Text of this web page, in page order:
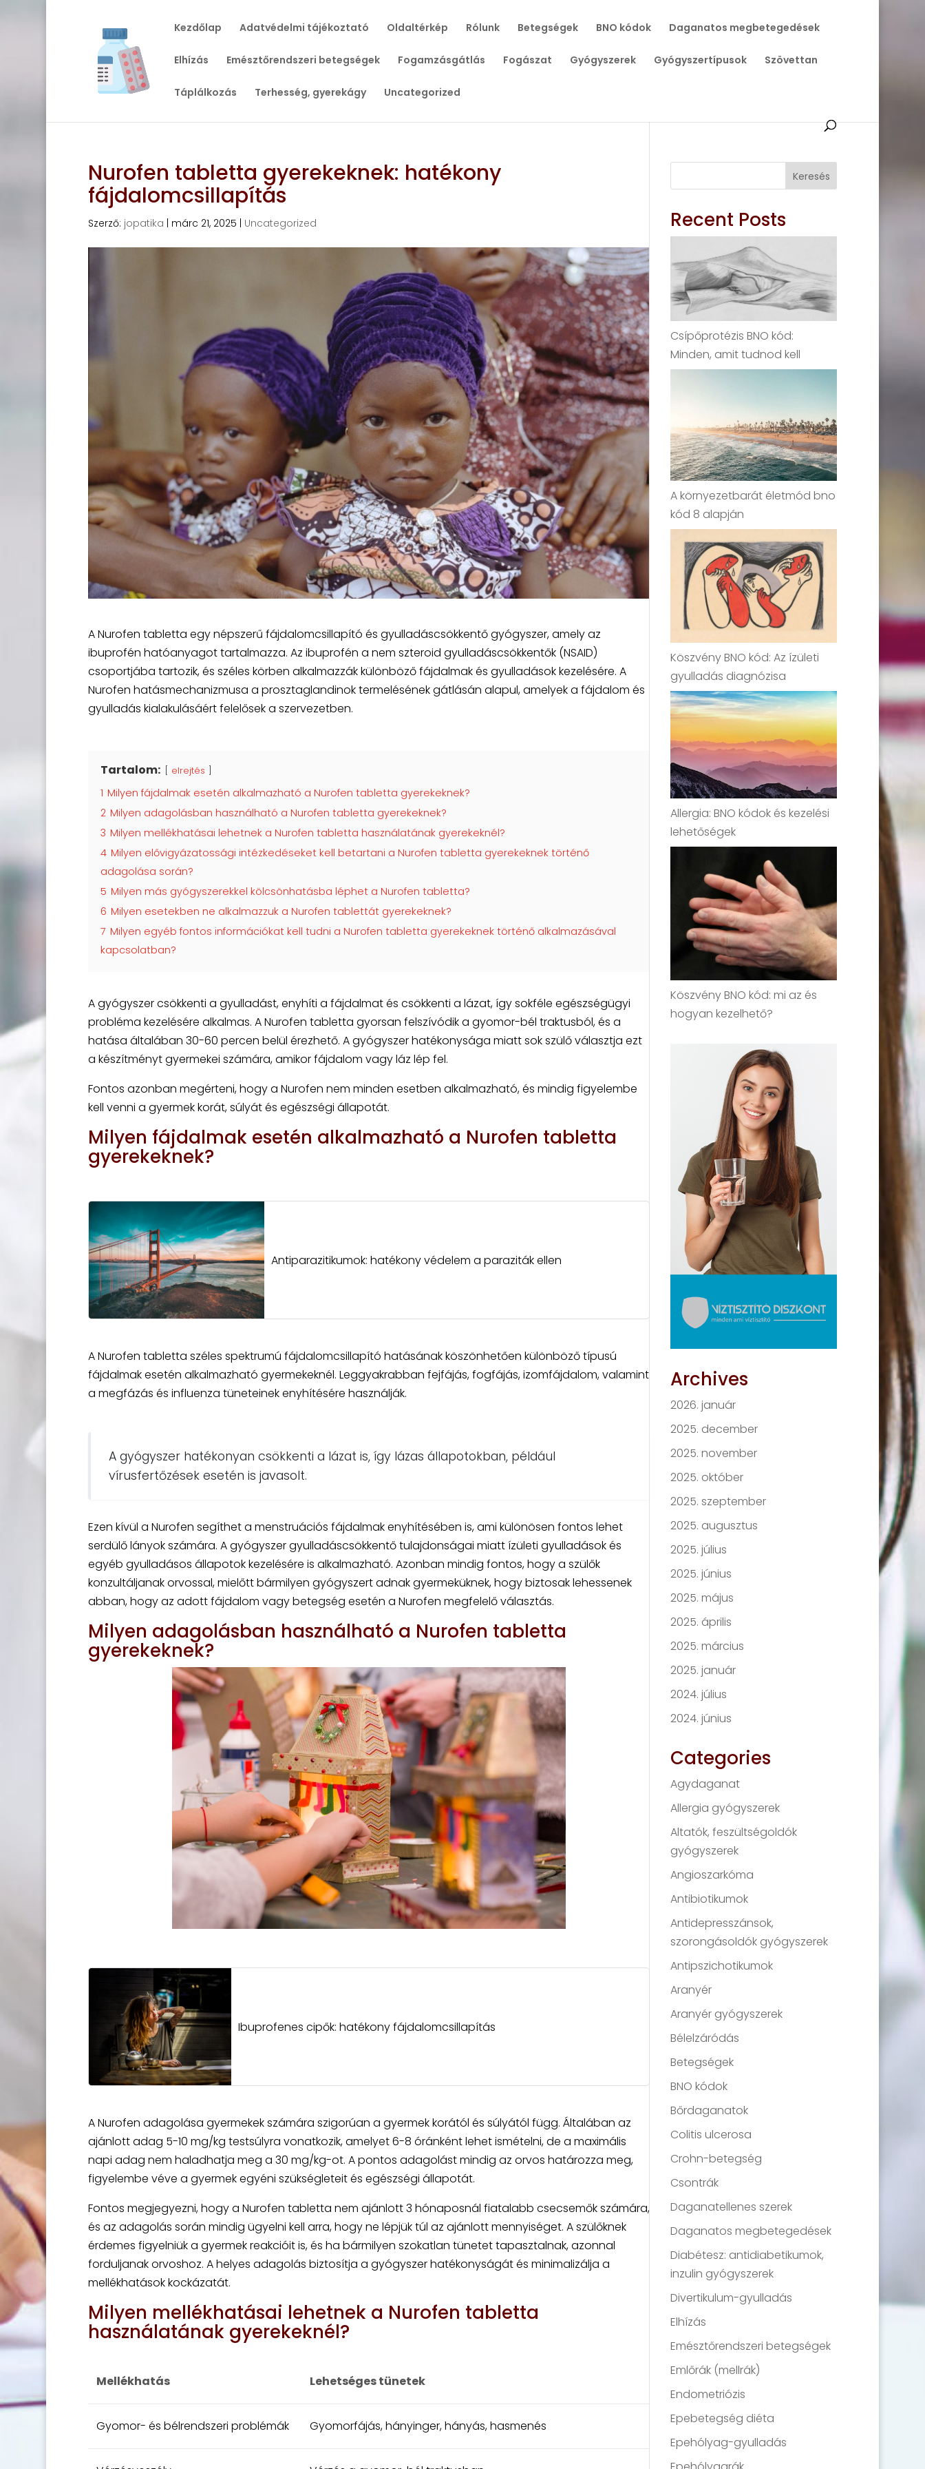
Kezdőlap Adatvédelmi tájékoztató Oldaltérkép Rólunk Betegségek BNO kódok Daganatos megbetegedések
Elhízás Emésztőrendszeri betegségek Fogamzásgátlás Fogászat Gyógyszerek Gyógyszertípusok Szövettan
Táplálkozás Terhesség, gyerekágy Uncategorized
Nurofen tabletta gyerekeknek: hatékony
fájdalomcsillapítás
Szerző: jopatika márc 21, 2025 Uncategorized
A Nurofen tabletta egy népszerű fájdalomcsillapító és gyulladáscsökkentő gyógyszer, amely az
ibuprofén hatóanyagot tartalmazza. Az ibuprofén a nem szteroid gyulladáscsökkentők (NSAID)
csoportjába tartozik, és széles körben alkalmazzák különböző fájdalmak és gyulladások kezelésére. A
Nurofen hatásmechanizmusa a prosztaglandinok termelésének gátlásán alapul, amelyek a fájdalom és
gyulladás kialakulásáért felelősek a szervezetben.
Tartalom: elrejtés
1 Milyen fájdalmak esetén alkalmazható a Nurofen tabletta gyerekeknek?
2 Milyen adagolásban használható a Nurofen tabletta gyerekeknek?
3 Milyen mellékhatásai lehetnek a Nurofen tabletta használatának gyerekeknél?
4 Milyen elővigyázatossági intézkedéseket kell betartani a Nurofen tabletta gyerekeknek történő
adagolása során?
5 Milyen más gyógyszerekkel kölcsönhatásba léphet a Nurofen tabletta?
6 Milyen esetekben ne alkalmazzuk a Nurofen tablettát gyerekeknek?
7 Milyen egyéb fontos információkat kell tudni a Nurofen tabletta gyerekeknek történő alkalmazásával
kapcsolatban?
A gyógyszer csökkenti a gyulladást, enyhíti a fájdalmat és csökkenti a lázat, így sokféle egészségügyi
probléma kezelésére alkalmas. A Nurofen tabletta gyorsan felszívódik a gyomor-bél traktusból, és a
hatása általában 30-60 percen belül érezhető. A gyógyszer hatékonysága miatt sok szülő választja ezt
a készítményt gyermekei számára, amikor fájdalom vagy láz lép fel.
Fontos azonban megérteni, hogy a Nurofen nem minden esetben alkalmazható, és mindig figyelembe
kell venni a gyermek korát, súlyát és egészségi állapotát.
Milyen fájdalmak esetén alkalmazható a Nurofen tabletta
gyerekeknek?
Antiparazitikumok: hatékony védelem a paraziták ellen
A Nurofen tabletta széles spektrumú fájdalomcsillapító hatásának köszönhetően különböző típusú
fájdalmak esetén alkalmazható gyermekeknél. Leggyakrabban fejfájás, fogfájás, izomfájdalom, valamint
a megfázás és influenza tüneteinek enyhítésére használják.
A gyógyszer hatékonyan csökkenti a lázat is, így lázas állapotokban, például
vírusfertőzések esetén is javasolt.
Ezen kívül a Nurofen segíthet a menstruációs fájdalmak enyhítésében is, ami különösen fontos lehet
serdülő lányok számára. A gyógyszer gyulladáscsökkentő tulajdonságai miatt ízületi gyulladások és
egyéb gyulladásos állapotok kezelésére is alkalmazható. Azonban mindig fontos, hogy a szülők
konzultáljanak orvossal, mielőtt bármilyen gyógyszert adnak gyermeküknek, hogy biztosak lehessenek
abban, hogy az adott fájdalom vagy betegség esetén a Nurofen megfelelő választás.
Milyen adagolásban használható a Nurofen tabletta
gyerekeknek?
Ibuprofenes cipők: hatékony fájdalomcsillapítás
A Nurofen adagolása gyermekek számára szigorúan a gyermek korától és súlyától függ. Általában az
ajánlott adag 5-10 mg/kg testsúlyra vonatkozik, amelyet 6-8 óránként lehet ismételni, de a maximális
napi adag nem haladhatja meg a 30 mg/kg-ot. A pontos adagolást mindig az orvos határozza meg,
figyelembe véve a gyermek egyéni szükségleteit és egészségi állapotát.
Fontos megjegyezni, hogy a Nurofen tabletta nem ajánlott 3 hónaposnál fiatalabb csecsemők számára,
és az adagolás során mindig ügyelni kell arra, hogy ne lépjük túl az ajánlott mennyiséget. A szülőknek
érdemes figyelniük a gyermek reakcióit is, és ha bármilyen szokatlan tünetet tapasztalnak, azonnal
forduljanak orvoshoz. A helyes adagolás biztosítja a gyógyszer hatékonyságát és minimalizálja a
mellékhatások kockázatát.
Milyen mellékhatásai lehetnek a Nurofen tabletta
használatának gyerekeknél?
Mellékhatás Lehetséges tünetek
Gyomor- és bélrendszeri problémák Gyomorfájás, hányinger, hányás, hasmenés
Keresés
Recent Posts
Csípőprotézis BNO kód:
Minden, amit tudnod kell
A környezetbarát életmód bno
kód 8 alapján
Köszvény BNO kód: Az ízületi
gyulladás diagnózisa
Allergia: BNO kódok és kezelési
lehetőségek
Köszvény BNO kód: mi az és
hogyan kezelhető?
Archives
2026. január
2025. december
2025. november
2025. október
2025. szeptember
2025. augusztus
2025. július
2025. június
2025. május
2025. április
2025. március
2025. január
2024. július
2024. június
Categories
Agydaganat
Allergia gyógyszerek
Altatók, feszültségoldók
gyógyszerek
Angioszarkóma
Antibiotikumok
Antidepresszánsok,
szorongásoldók gyógyszerek
Antipszichotikumok
Aranyér
Aranyér gyógyszerek
Bélelzáródás
Betegségek
BNO kódok
Bőrdaganatok
Colitis ulcerosa
Crohn-betegség
Csontrák
Daganatellenes szerek
Daganatos megbetegedések
Diabétesz: antidiabetikumok,
inzulin gyógyszerek
Divertikulum-gyulladás
Elhízás
Emésztőrendszeri betegségek
Emlőrák (mellrák)
Endometriózis
Epebetegség diéta
Epehólyag-gyulladás